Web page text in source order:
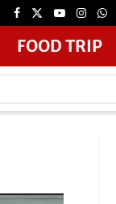
FOOD TRIP